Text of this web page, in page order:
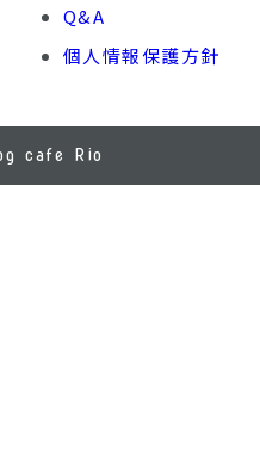
Q&A
個人情報保護方針
cafe Rio